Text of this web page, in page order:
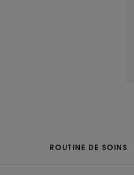
ROUTINE DE SOINS